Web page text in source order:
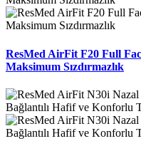
ResMed AirFit F20 Full
Maksimum Sızdırmazlık